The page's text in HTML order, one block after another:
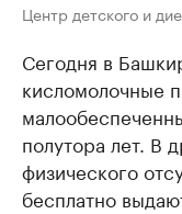
Центр детского и
Сегодня в
кисломолочные
полутора лет. В
физического
бесплатно